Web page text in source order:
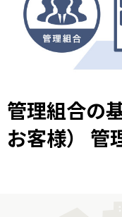
管理組合の
お客様） 管